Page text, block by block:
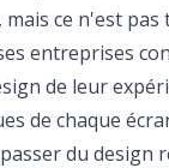
ce n'est pas
entreprises
de leur
de chaque
du design